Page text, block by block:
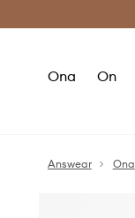
Ona On
Answear Ona